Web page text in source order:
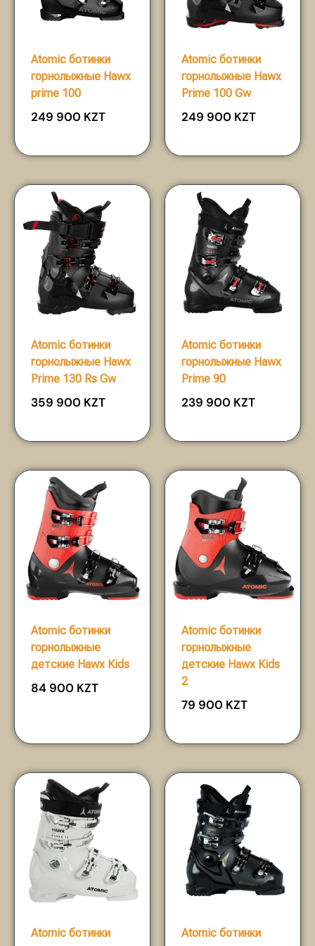
Atomic ботинки
горнолыжные Hawx
prime 100
249 900 KZT
Atomic ботинки
горнолыжные Hawx
Prime 100 Gw
249 900 KZT
Atomic ботинки
горнолыжные Hawx
Prime 130 Rs Gw
359 900 KZT
Atomic ботинки
горнолыжные Hawx
Prime 90
239 900 KZT
Atomic ботинки
горнолыжные
детские Hawx Kids
84 900 KZT
Atomic ботинки
горнолыжные
детские Hawx Kids
2
79 900 KZT
Atomic ботинки
Atomic ботинки